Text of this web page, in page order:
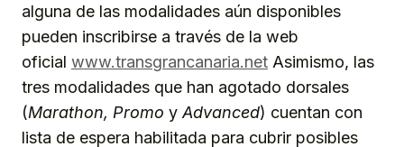
alguna de las modalidades aún disponibles
pueden inscribirse a través de la web
oficial www.transgrancanaria.net Asimismo, las
tres modalidades que han agotado dorsales
(Marathon, Promo y Advanced) cuentan con
lista de espera habilitada para cubrir posibles